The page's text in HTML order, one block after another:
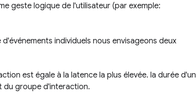
geste logique de l'utilisateur (par exemple:
individuels nous envisageons deux
est égale à la latence la plus élevée. la durée d'un
du groupe d'interaction.